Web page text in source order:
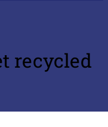
recycled